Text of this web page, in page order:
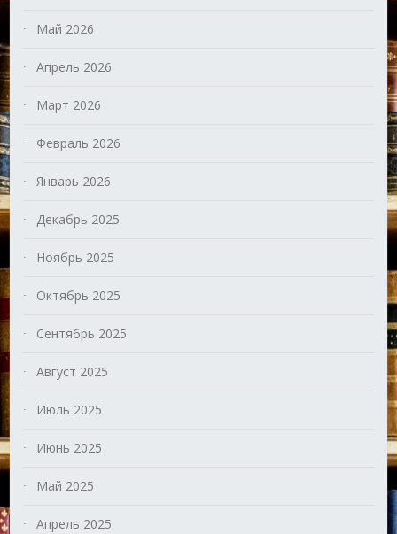
Май 2026
Апрель 2026
Март 2026
Февраль 2026
Январь 2026
Декабрь 2025
Ноябрь 2025
Октябрь 2025
Сентябрь 2025
Август 2025
Июль 2025
Июнь 2025
Май 2025
Апрель 2025